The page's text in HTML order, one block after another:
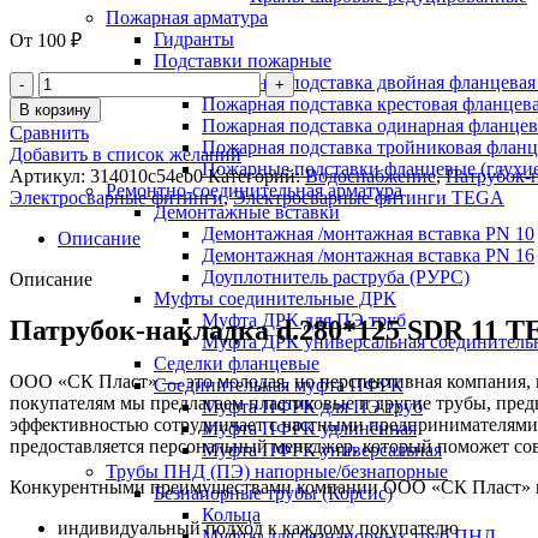
Пожарная арматура
Гидранты
Подставки пожарные
Пожарная подставка двойная
Пожарная подставка крестовая
Пожарная подставка одинарная
Пожарная подставка тройниковая
Пожарные подставки фланцевые
Ремонтно-соединительная арматура
Демонтажные вставки
Демонтажная /монтажная вставка PN 10
Демонтажная /монтажная вставка PN 16
Доуплотнитель раструба (РУРС)
Муфты соединительные ДРК
Муфта ДРК для ПЭ труб
Муфта ДРК универсальная
Седелки фланцевые
Соединительная муфта ПФРК
Муфта ПФРК для ПЭ труб
Муфта ПФРК удлинённая
Муфта ПФРК универсальная
Трубы ПНД (ПЭ) напорные/безнапорные
Безнапорные трубы (Корсис)
Кольца
От 100 ₽
В корзину
Сравнить
Добавить в список желаний
Артикул: 314010c54eb0Категорий: Водоснабжение, Патрубок-
Электросварные фитинги, Электросварные фитинги TEGA
Описание
Описание
Патрубок-накладка d.280*125 SDR 11
ООО «СК Пласт» — это молодая, но перспективная компания,
покупателям мы предлагаем пластиковые и другие трубы,
эффективностью сотрудничает с частными
предоставляется персональный менеджер, который поможет
Конкурентными преимуществами компании ООО «СК Пласт»
индивидуальный подход к каждому покупателю